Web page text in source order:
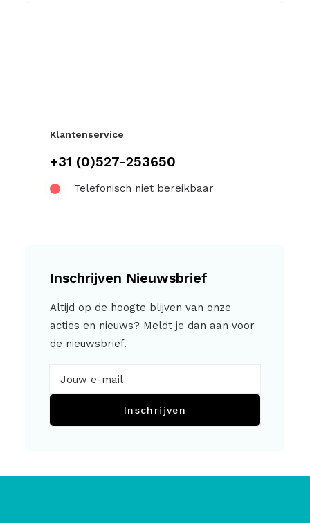
Klantenservice
+31 (0)527-253650
Telefonisch niet bereikbaar
Inschrijven Nieuwsbrief
Altijd op de hoogte blijven van onze
acties en nieuws? Meldt je dan aan voor
de nieuwsbrief.
Inschrijven